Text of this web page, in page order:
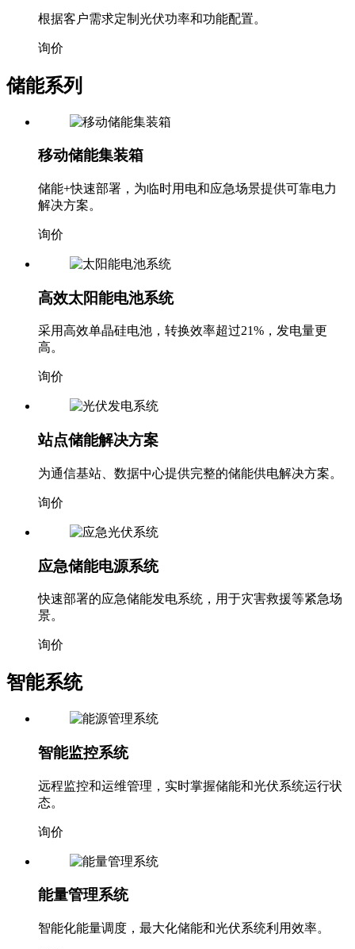
根据客户需求定制光伏功率和功能配置。
询价
储能系列
移动储能集装箱
储能+快速部署，为临时用电和应急场景提供可靠电力
解决方案。
询价
高效太阳能电池系统
采用高效单晶硅电池，转换效率超过21%，发电量更
高。
询价
站点储能解决方案
为通信基站、数据中心提供完整的储能供电解决方案。
询价
应急储能电源系统
快速部署的应急储能发电系统，用于灾害救援等紧急场
景。
询价
智能系统
智能监控系统
远程监控和运维管理，实时掌握储能和光伏系统运行状
态。
询价
能量管理系统
智能化能量调度，最大化储能和光伏系统利用效率。